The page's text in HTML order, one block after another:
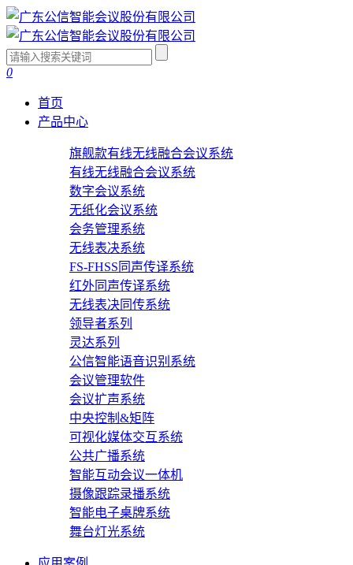
0
首页
产品中心
旗舰款有线无线融合会议系统
有线无线融合会议系统
数字会议系统
无纸化会议系统
会务管理系统
无线表决系统
FS-FHSS同声传译系统
红外同声传译系统
无线表决同传系统
领导者系列
灵达系列
公信智能语音识别系统
会议管理软件
会议扩声系统
中央控制&矩阵
可视化媒体交互系统
公共广播系统
智能互动会议一体机
摄像跟踪录播系统
智能电子桌牌系统
舞台灯光系统